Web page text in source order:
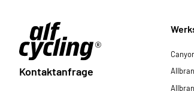
Kontaktanfrage